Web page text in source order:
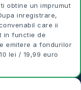
obtine un imprumut
inregistrare,
care ii
in functie de
emitere a fondurilor
lei / 19,99 euro